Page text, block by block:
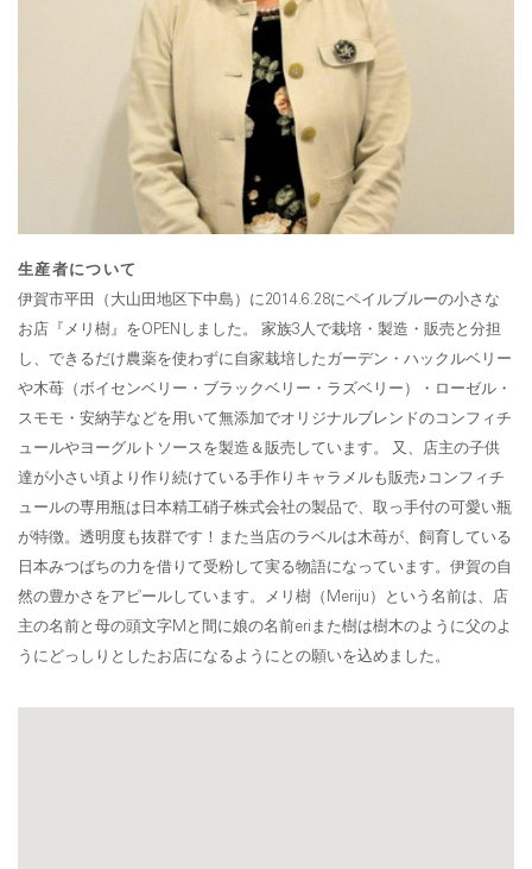
生産者について
伊賀市平田（大山田地区下中島）に2014.6.28にペイルブルーの小さな
お店『メリ樹』をOPENしました。 家族3人で栽培・製造・販売と分担
し、できるだけ農薬を使わずに自家栽培したガーデン・ハックルベリー
や木苺（ボイセンベリー・ブラックベリー・ラズベリー）・ローゼル・
スモモ・安納芋などを用いて無添加でオリジナルブレンドのコンフィチ
ュールやヨーグルトソースを製造＆販売しています。 又、店主の子供
達が小さい頃より作り続けている手作りキャラメルも販売♪コンフィチ
ュールの専用瓶は日本精工硝子株式会社の製品で、取っ手付の可愛い瓶
が特徴。透明度も抜群です！また当店のラベルは木苺が、飼育している
日本みつばちの力を借りて受粉して実る物語になっています。伊賀の自
然の豊かさをアピールしています。メリ樹（Meriju）という名前は、店
主の名前と母の頭文字Mと間に娘の名前eriまた樹は樹木のように父のよ
うにどっしりとしたお店になるようにとの願いを込めました。